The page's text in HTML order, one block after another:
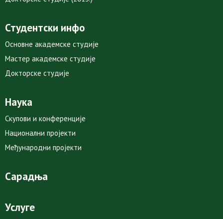
Студентски инфо
Основне академске студије
Мастер академске студије
Докторске студије
Наука
Скупови и конференције
Национални пројекти
Међународни пројекти
Сарадња
Услуге